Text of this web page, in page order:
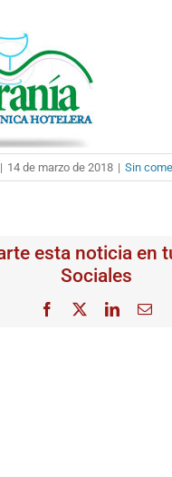
| 14 de marzo de 2018 | Sin
esta noticia en
Sociales
Facebook LinkedIn